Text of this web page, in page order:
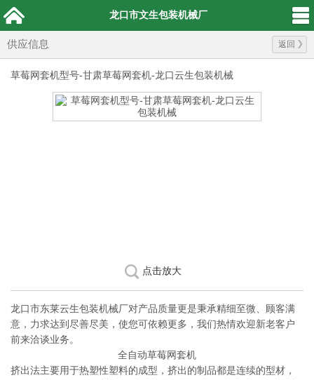
龙口市文生包装机械厂
供应信息 返回
草莓网套机型号-甘肃草莓网套机-龙口云生包装机械
点击放大
龙口市东莱云生包装机械厂对产品质量更是秉承精细至微、顾客满
意，力求达到尽善尽美，使您可依赖更多，我们热情欢迎新老客户
前来洽谈业务。
全自动草莓网套机
挤出法主要用于热塑性塑料的成型，挤出的制品都是连续的型材，